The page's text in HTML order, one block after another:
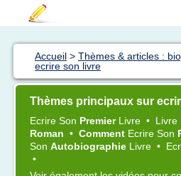
Accueil > Thèmes & articles :
ecrire son livre
Thèmes principaux sur
Ecrire Son Premier Livre • Livre
Roman • Comment Ecrire Son
Son Autobiographie Livre •
•